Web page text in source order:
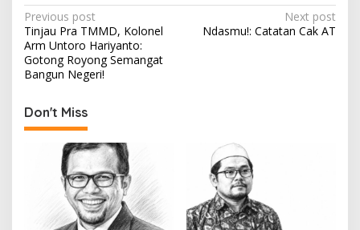
P
o
s
t
n
a
Previous post
Tinjau Pra TMMD, Kolonel
Arm Untoro Hariyanto:
Gotong Royong Semangat
Bangun Negeri!
Next post
Ndasmu!: Catatan Cak AT
Don't Miss